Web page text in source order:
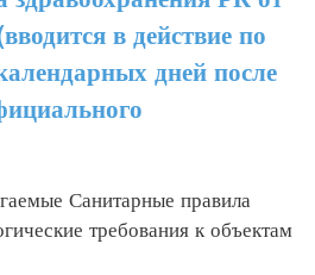
в действие по
дней после
Санитарные правила
требования к объектам